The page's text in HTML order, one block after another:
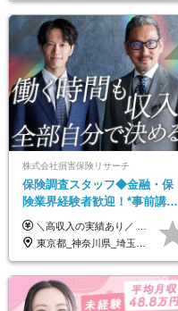
株式会社損害保険リサーチ
保険調査スタッフ◆金融・保
険業界経験者歓迎！*事前講習
あり*30代～60代活躍*調査は
原則直行直帰*高収入可
＼高収入の実績あり／ なかには年収1000万円を超える方もいらっしゃいます！ 【完全出来高報酬制】 ★仕事に慣れるまで収入をサポート 1か月目：報酬が通常の2倍 2か月目：報酬が通常の1.5倍 ※災害に関する業務については、収入サポートの対象外 ※試用期間はありません ＊＊＊業務報酬の例＊＊＊ ・事故原因調査（4箇所確認）…1万5000円～ ・有無責／不正請求疑義調査（自動車案件）…2万円～ ・医療調査（1箇所確認）…1万7000円～ ・書類取付（1箇所訪問）…3000円～ ※上記は目安になります ※実際の報酬は業務報酬に応じた個々のスキル・実績を加味したものになります
東京都_神奈川県_埼玉県_千葉県_大阪府_愛知県_北海道_青森県_岩手県_宮城県_秋田県_山形県_福島県_茨城県_栃木県_群馬県_新潟県_山梨県_長野県_富山県_石川県_福井県_静岡県_岐阜県_三重県_兵庫県_京都府_滋賀県_奈良県_和歌山県_広島県_岡山県_鳥取県_島根県_山口県_徳島県_香川県_愛媛県_高知県_福岡県_熊本県_佐賀県_長崎県_大分県_宮崎県_鹿児島県_沖縄県